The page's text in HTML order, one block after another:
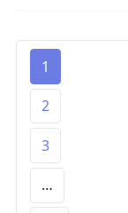
1
2
3
…